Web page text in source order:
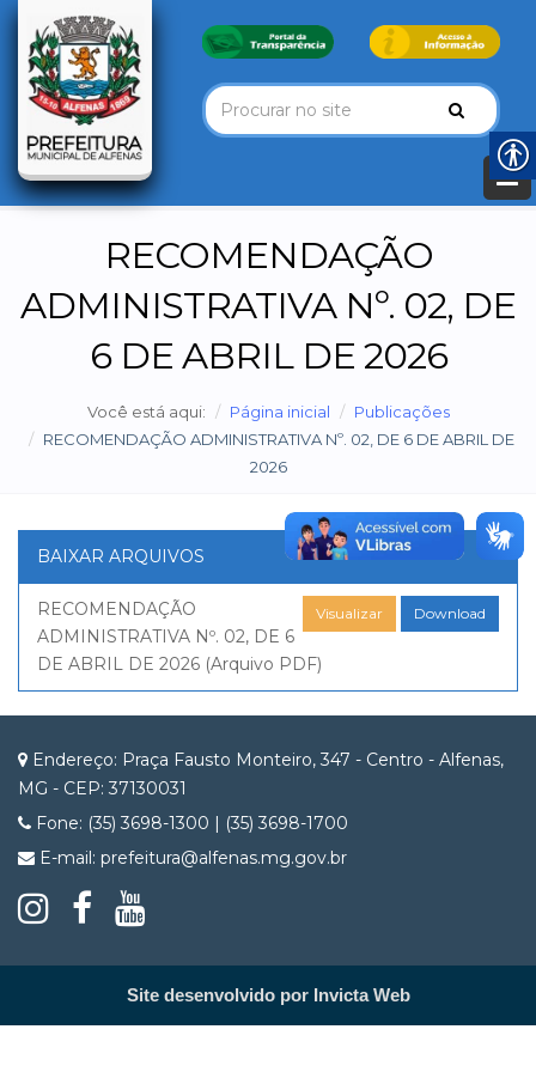
RECOMENDAÇÃO
ADMINISTRATIVA Nº. 02, DE
6 DE ABRIL DE 2026
Você está aqui: Página inicial
Publicações
RECOMENDAÇÃO ADMINISTRATIVA Nº. 02, DE 6 DE ABRIL DE
2026
BAIXAR ARQUIVOS
Visualizar Download
RECOMENDAÇÃO
ADMINISTRATIVA Nº. 02, DE 6
DE ABRIL DE 2026 (Arquivo PDF)
Endereço: Praça Fausto Monteiro, 347 - Centro - Alfenas,
MG - CEP: 37130031
Fone: (35) 3698-1300 | (35) 3698-1700
E-mail: prefeitura@alfenas.mg.gov.br
Site desenvolvido por Invicta Web